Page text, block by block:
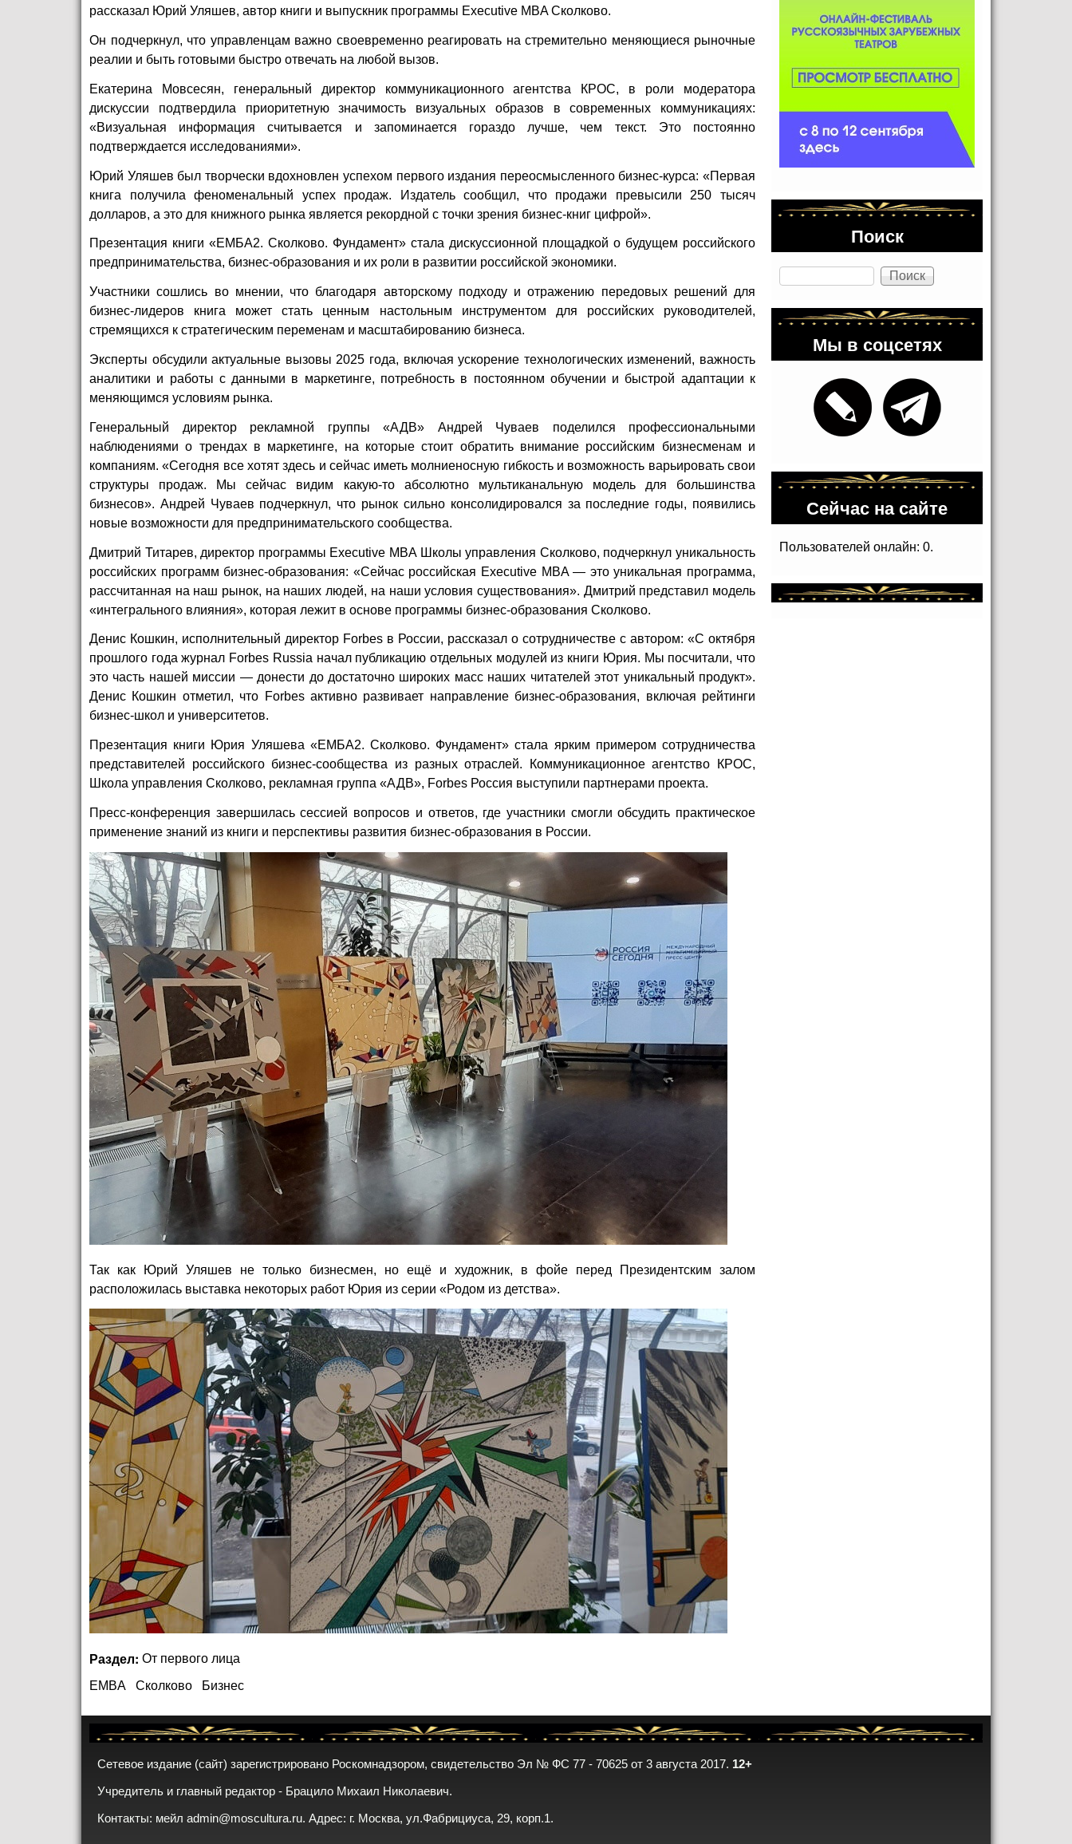
рассказал Юрий Уляшев, автор книги и выпускник программы Executive MBA Сколково.
Он подчеркнул, что управленцам важно своевременно реагировать на стремительно меняющиеся рыночные
реалии и быть готовыми быстро отвечать на любой вызов.
Екатерина Мовсесян, генеральный директор коммуникационного агентства КРОС, в роли модератора
дискуссии подтвердила приоритетную значимость визуальных образов в современных коммуникациях:
«Визуальная информация считывается и запоминается гораздо лучше, чем текст. Это постоянно
подтверждается исследованиями».
Юрий Уляшев был творчески вдохновлен успехом первого издания переосмысленного бизнес-курса: «Первая
книга получила феноменальный успех продаж. Издатель сообщил, что продажи превысили 250 тысяч
долларов, а это для книжного рынка является рекордной с точки зрения бизнес-книг цифрой».
Презентация книги «ЕМБА2. Сколково. Фундамент» стала дискуссионной площадкой о будущем российского
предпринимательства, бизнес-образования и их роли в развитии российской экономики.
Участники сошлись во мнении, что благодаря авторскому подходу и отражению передовых решений для
бизнес-лидеров книга может стать ценным настольным инструментом для российских руководителей,
стремящихся к стратегическим переменам и масштабированию бизнеса.
Эксперты обсудили актуальные вызовы 2025 года, включая ускорение технологических изменений, важность
аналитики и работы с данными в маркетинге, потребность в постоянном обучении и быстрой адаптации к
меняющимся условиям рынка.
Генеральный директор рекламной группы «АДВ» Андрей Чуваев поделился профессиональными
наблюдениями о трендах в маркетинге, на которые стоит обратить внимание российским бизнесменам и
компаниям. «Сегодня все хотят здесь и сейчас иметь молниеносную гибкость и возможность варьировать свои
структуры продаж. Мы сейчас видим какую-то абсолютно мультиканальную модель для большинства
бизнесов». Андрей Чуваев подчеркнул, что рынок сильно консолидировался за последние годы, появились
новые возможности для предпринимательского сообщества.
Дмитрий Титарев, директор программы Executive MBA Школы управления Сколково, подчеркнул уникальность
российских программ бизнес-образования: «Сейчас российская Executive MBA — это уникальная программа,
рассчитанная на наш рынок, на наших людей, на наши условия существования». Дмитрий представил модель
«интегрального влияния», которая лежит в основе программы бизнес-образования Сколково.
Денис Кошкин, исполнительный директор Forbes в России, рассказал о сотрудничестве с автором: «С октября
прошлого года журнал Forbes Russia начал публикацию отдельных модулей из книги Юрия. Мы посчитали, что
это часть нашей миссии — донести до достаточно широких масс наших читателей этот уникальный продукт».
Денис Кошкин отметил, что Forbes активно развивает направление бизнес-образования, включая рейтинги
бизнес-школ и университетов.
Презентация книги Юрия Уляшева «ЕМБА2. Сколково. Фундамент» стала ярким примером сотрудничества
представителей российского бизнес-сообщества из разных отраслей. Коммуникационное агентство КРОС,
Школа управления Сколково, рекламная группа «АДВ», Forbes Россия выступили партнерами проекта.
Пресс-конференция завершилась сессией вопросов и ответов, где участники смогли обсудить практическое
применение знаний из книги и перспективы развития бизнес-образования в России.
Так как Юрий Уляшев не только бизнесмен, но ещё и художник, в фойе перед Президентским залом
расположилась выставка некоторых работ Юрия из серии «Родом из детства».
Раздел: От первого лица
EMBA
Сколково Бизнес
Поиск
Поиск
Мы в соцсетях
Сейчас на сайте
Пользователей онлайн: 0.
Сетевое издание (сайт) зарегистрировано Роскомнадзором, свидетельство Эл № ФС 77 - 70625 от 3 августа 2017. 12+
Учредитель и главный редактор - Брацило Михаил Николаевич.
Контакты: мейл admin@moscultura.ru. Адрес: г. Москва, ул.Фабрициуса, 29, корп.1.